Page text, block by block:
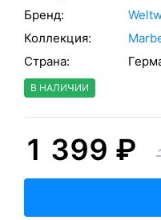
Бренд:
Коллекция:
Страна:
В НАЛИЧИИ
1 399 ₽